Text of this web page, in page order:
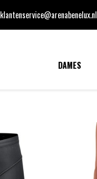
klantenservice@arenabenelux.nl
DAMES